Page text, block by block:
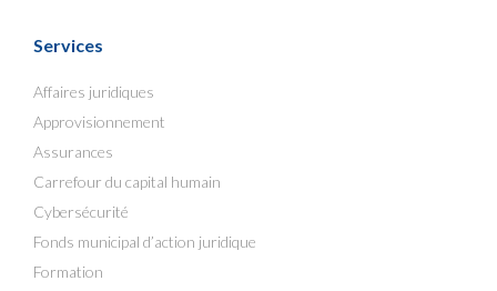
Services
Affaires juridiques
Approvisionnement
Assurances
Carrefour du capital humain
Cybersécurité
Fonds municipal d’action juridique
Formation